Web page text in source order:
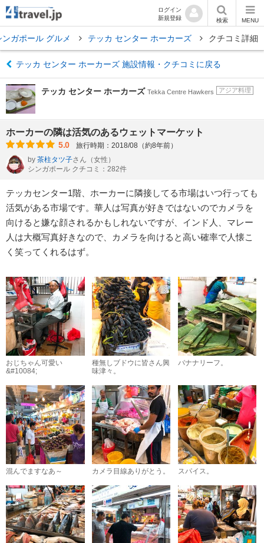
ログイン
新規登録
検索 MENU
ンガポール グルメ テッカ センター ホーカーズ クチコミ詳細
テッカ センター ホーカーズ 施設情報・クチコミに戻る
テッカ センター ホーカーズ Tekka Centre Hawkers アジア料理
ホーカーの隣は活気のあるウェットマーケット
5.0
旅行時期：2018/08（約8年前）
by 茶柱タツ子さん （女性）
シンガポール クチコミ：282件
テッカセンター1階、ホーカーに隣接してる市場はいつ行っても
活気がある市場です。華人は写真が好きではないのでカメラを
向けると嫌な顔されるかもしれないですが、インド人、マレー
人は大概写真好きなので、カメラを向けると高い確率で人懐こ
く笑ってくれるはず。
おじちゃん可愛い
&#10084;️
種無しブドウに皆さん興
味津々。
バナナリーフ。
混んでますなあ～ カメラ目線ありがとう。 スパイス。